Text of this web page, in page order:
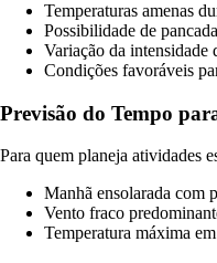
Temperaturas amenas
Possibilidade de
Variação da intensidade
Condições favoráveis
Previsão do Tempo
Para quem planeja atividades
Manhã ensolarada com
Vento fraco
Temperatura máxima